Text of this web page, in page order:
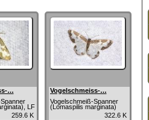
…
LF
259.6 K
Vogelschmeiss-…
Vogelschmeiß-Spanner
(Lomaspilis marginata)
322.6 K